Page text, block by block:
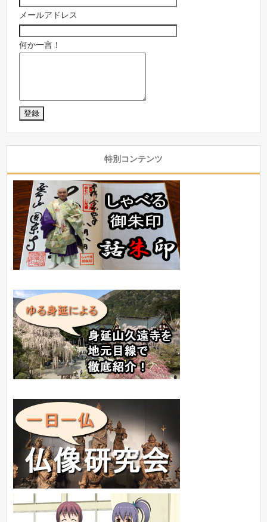
メールアドレス
何か一言！
特別コンテンツ